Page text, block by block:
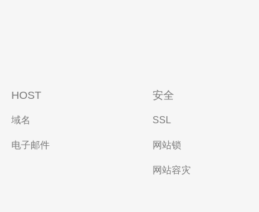
HOST
域名
电子邮件
安全
SSL
网站锁
网站容灾